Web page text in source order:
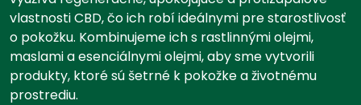
vlastnosti CBD, čo ich robí ideálnymi pre starostlivosť
o pokožku. Kombinujeme ich s rastlinnými olejmi,
maslami a esenciálnymi olejmi, aby sme vytvorili
produkty, ktoré sú šetrné k pokožke a životnému
prostrediu.